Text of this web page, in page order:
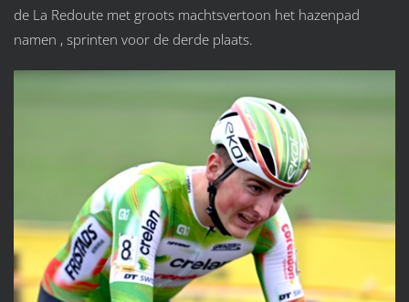
de La Redoute met groots machtsvertoon het hazenpad
namen , sprinten voor de derde plaats.